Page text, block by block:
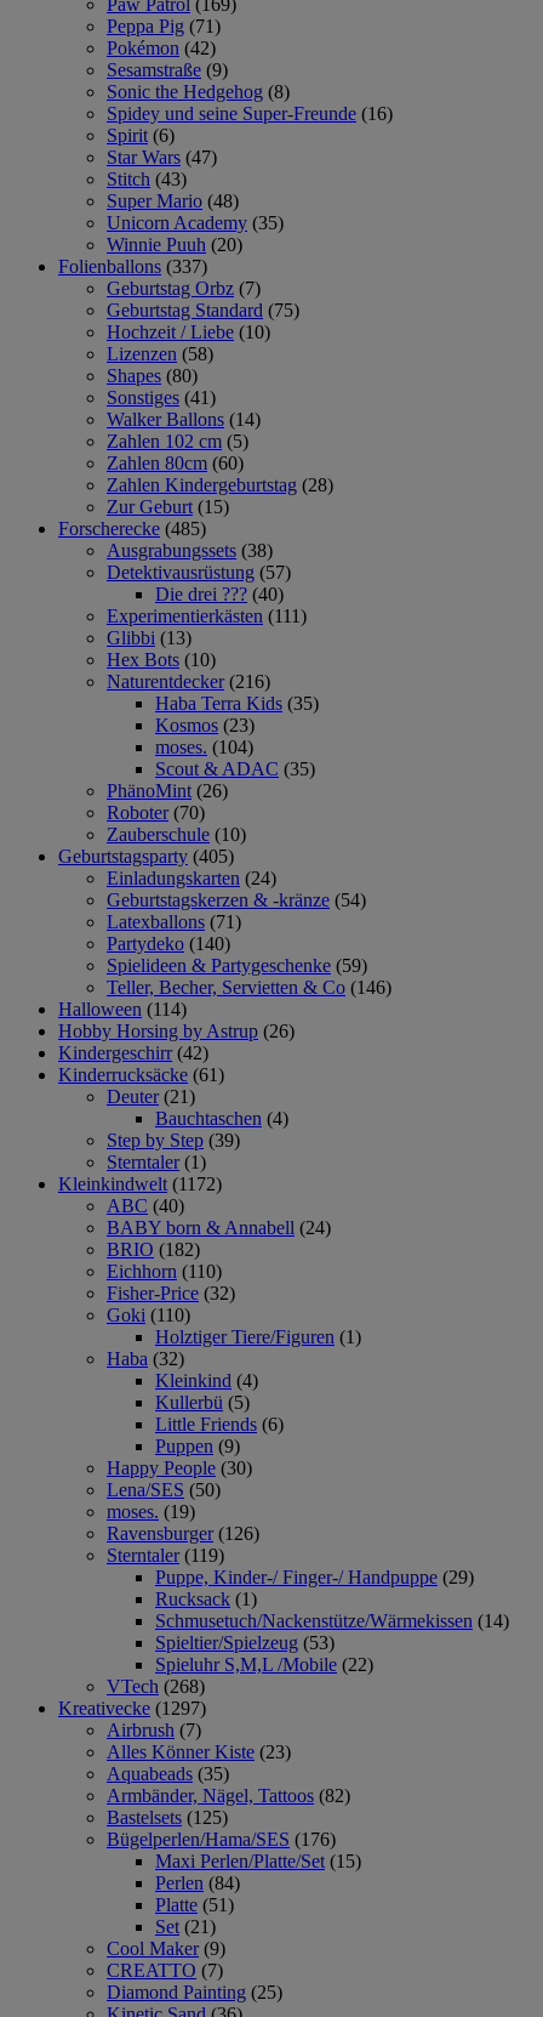
Peppa Pig (71)
Pokémon (42)
Sesamstraße (9)
Sonic the Hedgehog (8)
Spidey und seine Super-Freunde (16)
Spirit (6)
Star Wars (47)
Stitch (43)
Super Mario (48)
Unicorn Academy (35)
Winnie Puuh (20)
Folienballons (337)
Geburtstag Orbz (7)
Geburtstag Standard (75)
Hochzeit / Liebe (10)
Lizenzen (58)
Shapes (80)
Sonstiges (41)
Walker Ballons (14)
Zahlen 102 cm (5)
Zahlen 80cm (60)
Zahlen Kindergeburtstag (28)
Zur Geburt (15)
Forscherecke (485)
Ausgrabungssets (38)
Detektivausrüstung (57)
Die drei ??? (40)
Experimentierkästen (111)
Glibbi (13)
Hex Bots (10)
Naturentdecker (216)
Haba Terra Kids (35)
Kosmos (23)
moses. (104)
Scout & ADAC (35)
PhänoMint (26)
Roboter (70)
Zauberschule (10)
Geburtstagsparty (405)
Einladungskarten (24)
Geburtstagskerzen & -kränze (54)
Latexballons (71)
Partydeko (140)
Spielideen & Partygeschenke (59)
Teller, Becher, Servietten & Co (146)
Halloween (114)
Hobby Horsing by Astrup (26)
Kindergeschirr (42)
Kinderrucksäcke (61)
Deuter (21)
Bauchtaschen (4)
Step by Step (39)
Sterntaler (1)
Kleinkindwelt (1172)
ABC (40)
BABY born & Annabell (24)
BRIO (182)
Eichhorn (110)
Fisher-Price (32)
Goki (110)
Holztiger Tiere/Figuren (1)
Haba (32)
Kleinkind (4)
Kullerbü (5)
Little Friends (6)
Puppen (9)
Happy People (30)
Lena/SES (50)
moses. (19)
Ravensburger (126)
Sterntaler (119)
Puppe, Kinder-/ Finger-/ Handpuppe (29)
Rucksack (1)
Schmusetuch/Nackenstütze/Wärmekissen (14)
Spieltier/Spielzeug (53)
Spieluhr S,M,L /Mobile (22)
VTech (268)
Kreativecke (1297)
Airbrush (7)
Alles Könner Kiste (23)
Aquabeads (35)
Armbänder, Nägel, Tattoos (82)
Bastelsets (125)
Bügelperlen/Hama/SES (176)
Maxi Perlen/Platte/Set (15)
Perlen (84)
Platte (51)
Set (21)
Cool Maker (9)
CREATTO (7)
Diamond Painting (25)